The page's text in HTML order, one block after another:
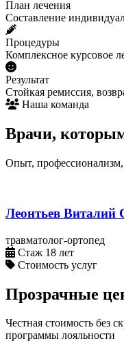
План лечения
Составление
Процедуры
Комплексное курсовое
Результат
Стойкая ремиссия,
Наша команда
Врачи,
Опыт,
Леонтьев Виталий
травматолог-ортопед
Стаж 18 лет
Стоимость услуг
Прозрачные
Честная стоимость без
программы лояльности